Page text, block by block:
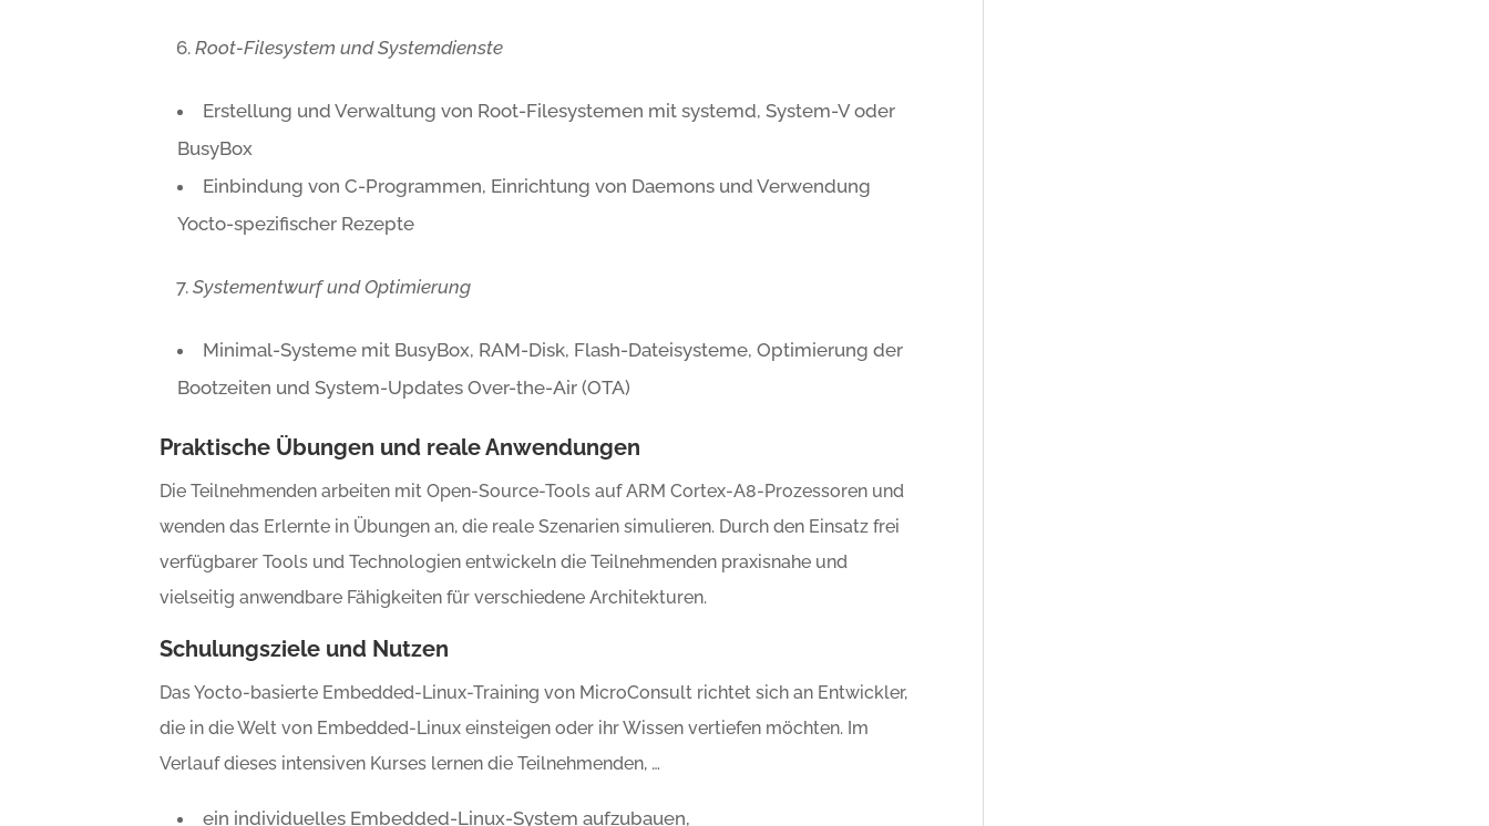
Root-Filesystem und Systemdienste
Erstellung und Verwaltung von Root-Filesystemen mit systemd, System-V oder
BusyBox
Einbindung von C-Programmen, Einrichtung von Daemons und Verwendung
Yocto-spezifischer Rezepte
Systementwurf und Optimierung
Minimal-Systeme mit BusyBox, RAM-Disk, Flash-Dateisysteme, Optimierung der
Bootzeiten und System-Updates Over-the-Air (OTA)
Praktische Übungen und reale Anwendungen
Die Teilnehmenden arbeiten mit Open-Source-Tools auf ARM Cortex-A8-Prozessoren und
wenden das Erlernte in Übungen an, die reale Szenarien simulieren. Durch den Einsatz frei
verfügbarer Tools und Technologien entwickeln die Teilnehmenden praxisnahe und
vielseitig anwendbare Fähigkeiten für verschiedene Architekturen.
Schulungsziele und Nutzen
Das Yocto-basierte Embedded-Linux-Training von MicroConsult richtet sich an Entwickler,
die in die Welt von Embedded-Linux einsteigen oder ihr Wissen vertiefen möchten. Im
Verlauf dieses intensiven Kurses lernen die Teilnehmenden, …
ein individuelles Embedded-Linux-System aufzubauen,